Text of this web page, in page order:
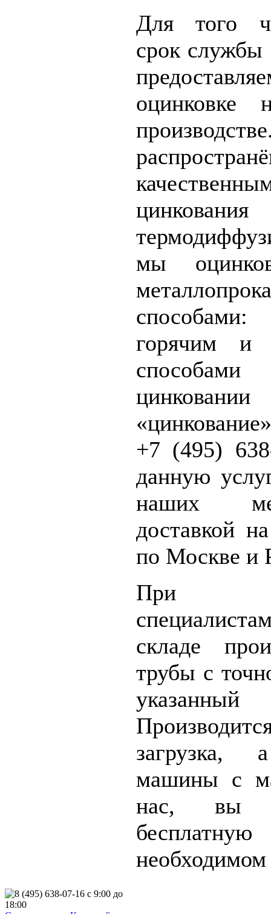
Для того
срок
оцинковке
мы
горячим и
способами
+7 (495)
данную
наших
доставкой
по Москве и
При
складе
трубы с
загрузка,
машины с
нас, вы